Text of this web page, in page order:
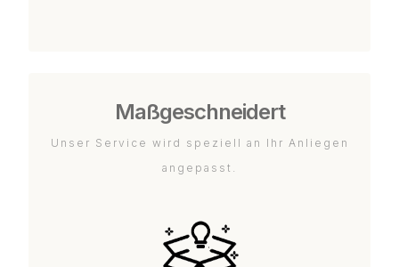
Maßgeschneidert
Unser Service wird speziell an Ihr Anliegen
angepasst.